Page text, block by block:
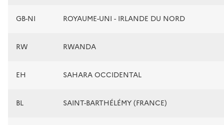
GB-NI ROYAUME-UNI - IRLANDE DU NORD
RW RWANDA
EH SAHARA OCCIDENTAL
BL SAINT-BARTHÉLÉMY (FRANCE)